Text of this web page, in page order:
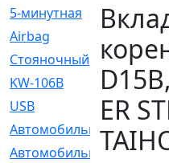
5-минутная
[1]
Airbag
[18]
Cтояночный
[1]
KW-106B
[0]
USB
[6]
Автомобильное
[6]
Автомобильный
[6]
ER